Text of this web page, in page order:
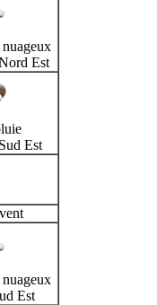
Est
Est
Est